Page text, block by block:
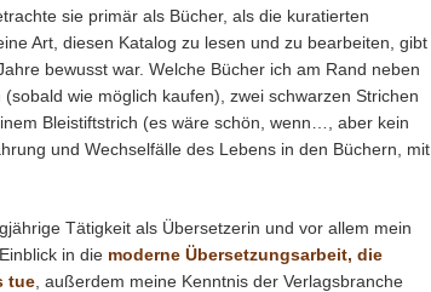
sie primär als Bücher, als die kuratierten
Art, diesen Katalog zu lesen und zu bearbeiten, gibt
bewusst war. Welche Bücher ich am Rand neben
wie möglich kaufen), zwei schwarzen Strichen
Bleistiftstrich (es wäre schön, wenn…, aber kein
und Wechselfälle des Lebens in den Büchern, mit
Tätigkeit als Übersetzerin und vor allem mein
in die moderne Übersetzungsarbeit, die
tue , außerdem meine Kenntnis der Verlagsbranche